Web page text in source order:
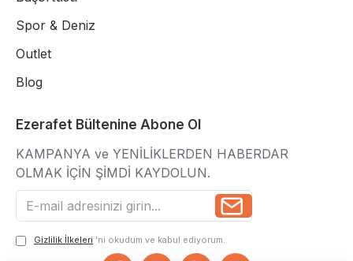
Spor & Deniz
Outlet
Blog
Ezerafet Bültenine Abone Ol
KAMPANYA ve YENİLİKLERDEN HABERDAR
OLMAK İÇİN ŞİMDİ KAYDOLUN.
Gizlilik İlkeleri 'ni okudum ve kabul ediyorum.